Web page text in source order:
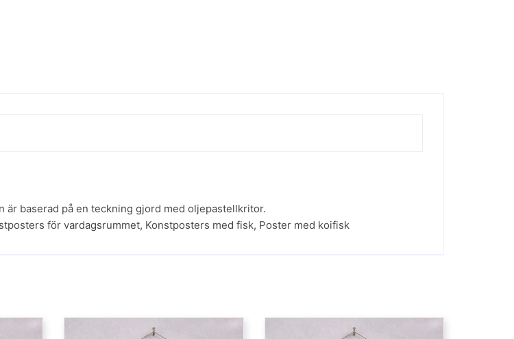
är baserad på en teckning gjord med oljepastellkritor.
för vardagsrummet, Konstposters med fisk, Poster med koifisk